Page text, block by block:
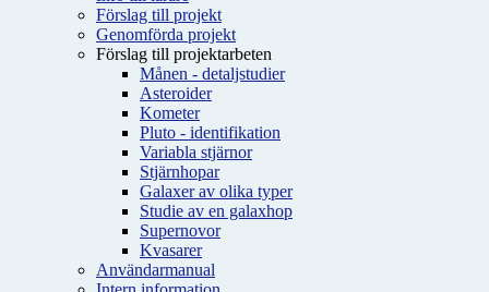
Förslag till projekt
Genomförda projekt
Förslag till projektarbeten
Månen - detaljstudier
Asteroider
Kometer
Pluto - identifikation
Variabla stjärnor
Stjärnhopar
Galaxer av olika typer
Studie av en galaxhop
Supernovor
Kvasarer
Användarmanual